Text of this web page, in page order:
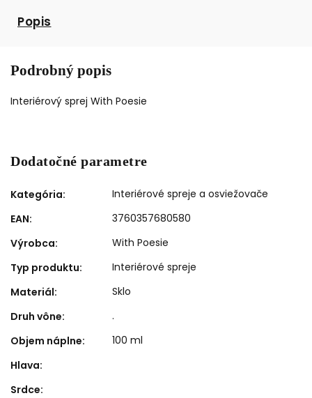
Popis
Podrobný popis
Interiérový sprej With Poesie
Dodatočné parametre
Kategória:
Interiérové spreje a osviežovače
EAN:
3760357680580
Výrobca:
With Poesie
Typ produktu:
Interiérové spreje
Materiál:
Sklo
Druh vône:
.
Objem náplne:
100 ml
Hlava:
Srdce: